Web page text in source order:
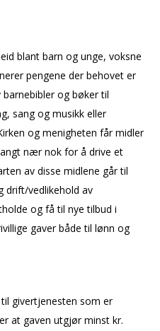
blant barn og unge, voksne
pengene der behovet er
og bøker til
sang og musikk eller
og menigheten får midler
nær nok for å drive et
av disse midlene går til
drift/vedlikehold av
og få til nye tilbud i
gaver både til lønn og
givertjenesten som er
at gaven utgjør minst kr.